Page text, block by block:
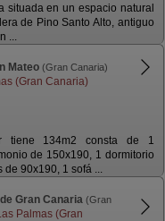
situada en un espacio natural
de Pino Santo Alto, antiguo
...
Mateo (Gran Canaria)
(Gran Canaria)
tiene 134m2 consta de 1
de 150x190, 1 dormitorio
90x190, 1 sofá ...
Gran Canaria (Gran
Palmas (Gran